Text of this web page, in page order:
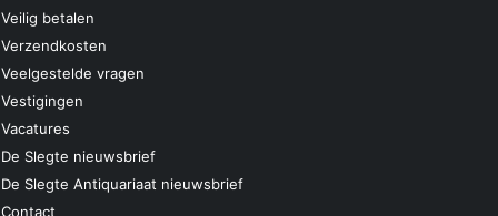
Veilig betalen
Verzendkosten
Veelgestelde vragen
Vestigingen
Vacatures
De Slegte nieuwsbrief
De Slegte Antiquariaat nieuwsbrief
Contact